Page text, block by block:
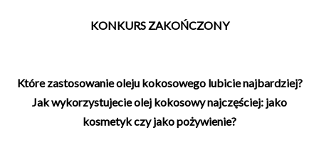
KONKURS ZAKOŃCZONY
Które zastosowanie oleju kokosowego lubicie najbardziej?
Jak wykorzystujecie olej kokosowy najczęściej: jako
kosmetyk czy jako pożywienie?